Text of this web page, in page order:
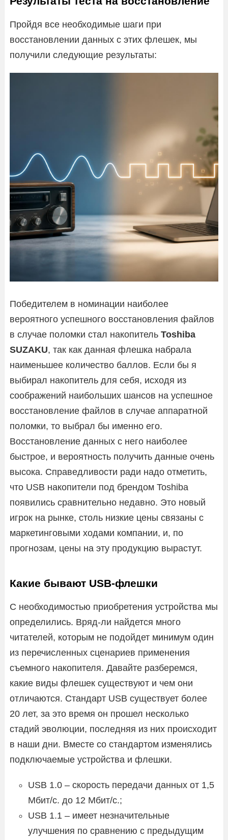
Пройдя все необходимые шаги при
восстановлении данных с этих флешек, мы
получили следующие результаты:
Победителем в номинации наиболее
вероятного успешного восстановления файлов
в случае поломки стал накопитель Toshiba
SUZAKU, так как данная флешка набрала
наименьшее количество баллов. Если бы я
выбирал накопитель для себя, исходя из
соображений наибольших шансов на успешное
восстановление файлов в случае аппаратной
поломки, то выбрал бы именно его.
Восстановление данных с него наиболее
быстрое, и вероятность получить данные очень
высока. Справедливости ради надо отметить,
что USB накопители под брендом Toshiba
появились сравнительно недавно. Это новый
игрок на рынке, столь низкие цены связаны с
маркетинговыми ходами компании, и, по
прогнозам, цены на эту продукцию вырастут.
Какие бывают USB-флешки
С необходимостью приобретения устройства мы
определились. Вряд-ли найдется много
читателей, которым не подойдет минимум один
из перечисленных сценариев применения
съемного накопителя. Давайте разберемся,
какие виды флешек существуют и чем они
отличаются. Стандарт USB существует более
20 лет, за это время он прошел несколько
стадий эволюции, последняя из них происходит
в наши дни. Вместе со стандартом изменялись
подключаемые устройства и флешки.
USB 1.0 – скорость передачи данных от 1,5
Мбит/с. до 12 Мбит/с.;
USB 1.1 – имеет незначительные
улучшения по сравнению с предыдущим